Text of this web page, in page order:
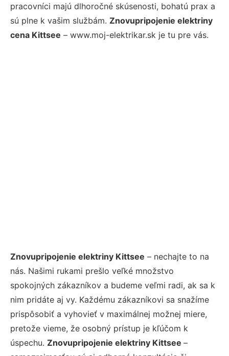
pracovníci majú dlhoročné skúsenosti, bohatú prax a
sú plne k vašim službám. Znovupripojenie elektriny
cena Kittsee – www.moj-elektrikar.sk je tu pre vás.
Znovupripojenie elektriny Kittsee – nechajte to na
nás. Našimi rukami prešlo veľké množstvo
spokojných zákazníkov a budeme veľmi radi, ak sa k
nim pridáte aj vy. Každému zákazníkovi sa snažíme
prispôsobiť a vyhovieť v maximálnej možnej miere,
pretože vieme, že osobný prístup je kľúčom k
úspechu. Znovupripojenie elektriny Kittsee –